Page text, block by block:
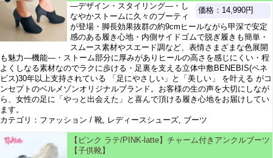
価格：14,990円
―デザイン・スタイリング―・し
なやかストームに久々のブーティ
が登場・脚長効果抜群の約9cmヒールながら甲深で安定
感のある履き心地・内側サイドゴムで脱ぎ履きも簡単・
スムース素材やスエード調など、表情さまざまな色展開
も魅力―機能―・ストーム部分に厚みがありヒールの高さを感じにくい・程
よくしなる素材なのでラクに歩ける・足裏を支える立体中敷BENEBIS(ベネ
ビス)30年以上支持されている 「足にやさしい」と「美しい」 を叶える がコ
ンセプトのベルメゾンオリジナルブランド。お客様の生の声を大切にしなが
ら、女性の足に「やっと出会えた」と喜んで頂ける履き心地をお届けしてい
ます。
カテゴリ：ファッション / 靴, レディースシューズ, ブーツ
【ピンク ラテ/PINK-latte】チャーム付きアンクルブーツ
【子供靴】